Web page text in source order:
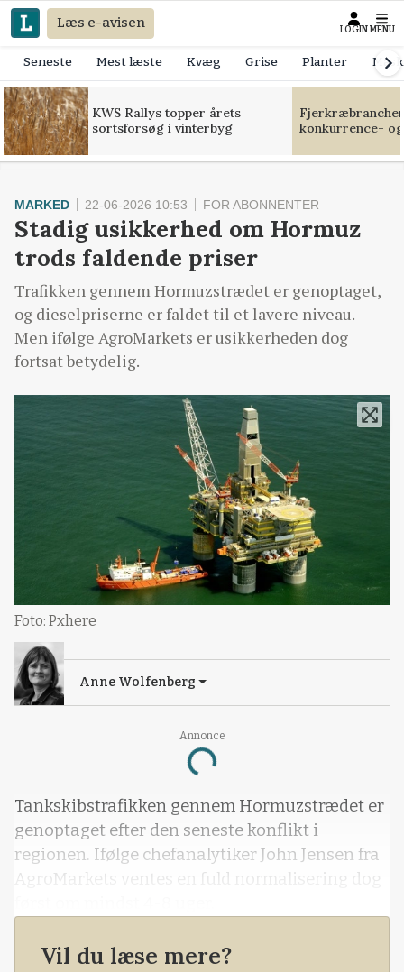
Læs e-avisen LOGIN MENU
Seneste Mest læste Kvæg Grise Planter
KWS Rallys topper årets
sortsforsøg i vinterbyg
konkurrence-
Annonce
Loading...
MARKED 22-06-2026 10:53 FOR ABONNENTER
Stadig usikkerhed om Hormuz
trods faldende priser
Trafikken gennem Hormuzstrædet er genoptaget,
og dieselpriserne er faldet til et lavere niveau.
Men ifølge AgroMarkets er usikkerheden dog
fortsat betydelig.
Foto: Pxhere
Anne Wolfenberg
Tankskibstrafikken gennem Hormuzstrædet er
genoptaget efter den seneste konflikt i
regionen. Ifølge chefanalytiker John Jensen fra
AgroMarkets ventes en fuld normalisering dog
Vil du læse mere?